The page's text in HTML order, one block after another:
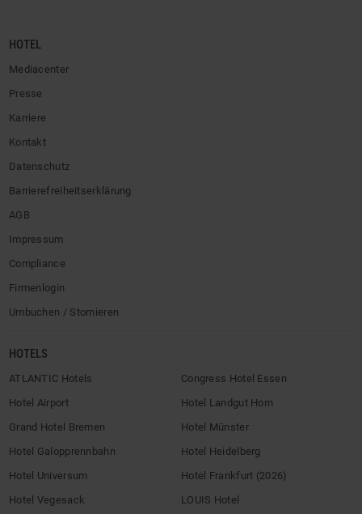
HOTEL
Mediacenter
Presse
Karriere
Kontakt
Datenschutz
Barrierefreiheitserklärung
AGB
Impressum
Compliance
Firmenlogin
Umbuchen / Stornieren
HOTELS
ATLANTIC Hotels
Hotel Airport
Grand Hotel Bremen
Hotel Galopprennbahn
Hotel Universum
Hotel Vegesack
Congress Hotel Essen
Hotel Landgut Horn
Hotel Münster
Hotel Heidelberg
Hotel Frankfurt (2026)
LOUIS Hotel